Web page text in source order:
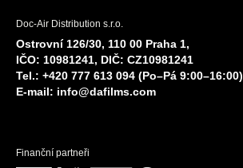
Doc-Air Distribution s.r.o.
Ostrovní 126/30, 110 00 Praha 1,
IČO: 10981241, DIČ: CZ10981241
Tel.: +420 777 613 094 (Po–Pá 9:00–16:00)
E-mail: info@dafilms.com
Finanční partneři